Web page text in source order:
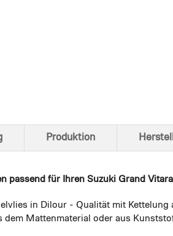
passend für Ihren Suzuki Grand
in Dilour - Qualität mit
Mattenmaterial oder aus
Produktion